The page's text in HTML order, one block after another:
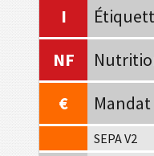
I
NF
€
Mandat
SEPA V2